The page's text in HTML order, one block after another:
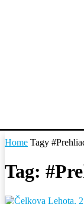
Home Tagy
Tag: